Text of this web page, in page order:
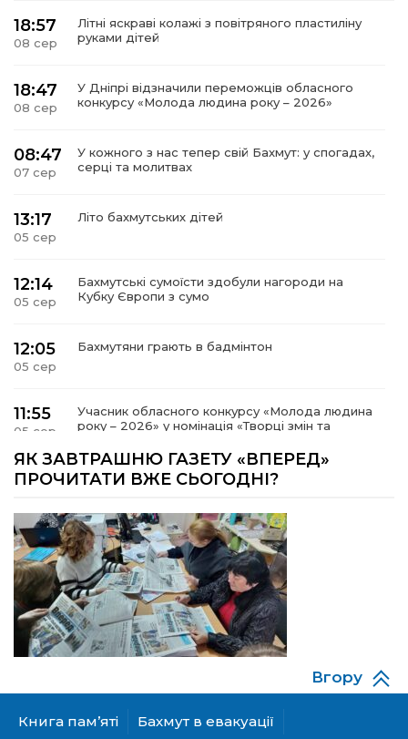
18:57
08 сер
Літні яскраві колажі з повітряного пластиліну
руками дітей
18:47
08 сер
У Дніпрі відзначили переможців обласного
конкурсу «Молода людина року – 2026»
08:47
07 сер
У кожного з нас тепер свій Бахмут: у спогадах,
серці та молитвах
13:17
05 сер
Літо бахмутських дітей
12:14
05 сер
Бахмутські сумоїсти здобули нагороди на
Кубку Європи з сумо
12:05
05 сер
Бахмутяни грають в бадмінтон
11:55
05 сер
Учасник обласного конкурсу «Молода людина
року – 2026» у номінація «Творці змін та
15:18
Мобільні клініки надали медичну допомогу 4
09:27
03 сер
ВПО можуть не платити за частину
комунальних послуг: про що йдеться
14:12
01 сер
Досі ВПО? Юристка розповіла, коли
переселенці втрачають виплати та статус
внутрішньо переміщеної особи
14:04
Аліна Кулик
ЯК ЗАВТРАШНЮ ГАЗЕТУ «ВПЕРЕД»
ПРОЧИТАТИ ВЖЕ СЬОГОДНІ?
Книга пам’яті Бахмут в евакуації
Вгору